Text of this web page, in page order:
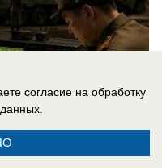
согласие на обработку